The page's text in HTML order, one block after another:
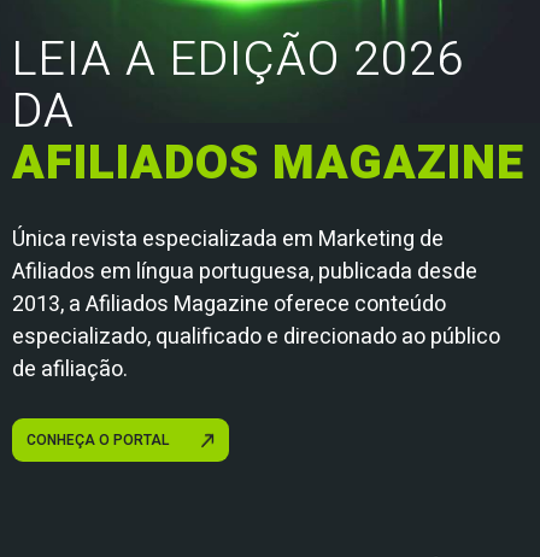
LEIA A EDIÇÃO 2026
DA
AFILIADOS MAGAZINE
Única revista especializada em Marketing de
Afiliados em língua portuguesa, publicada desde
2013, a Afiliados Magazine oferece conteúdo
especializado, qualificado e direcionado ao público
de afiliação.
CONHEÇA O PORTAL